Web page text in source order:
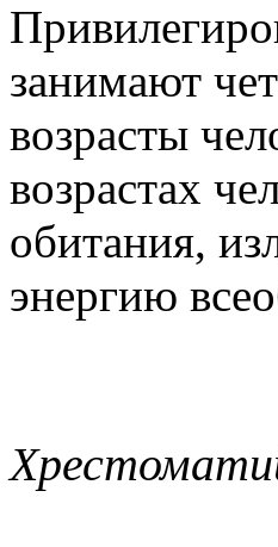
занимают
возрасты
возрастах
обитания,
энергию